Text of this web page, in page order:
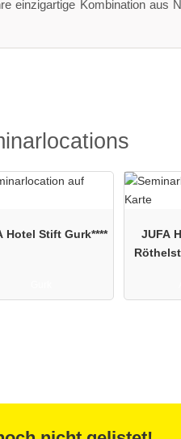
einzigartige Kombination aus
Hotel Stift Gurk****
JUFA